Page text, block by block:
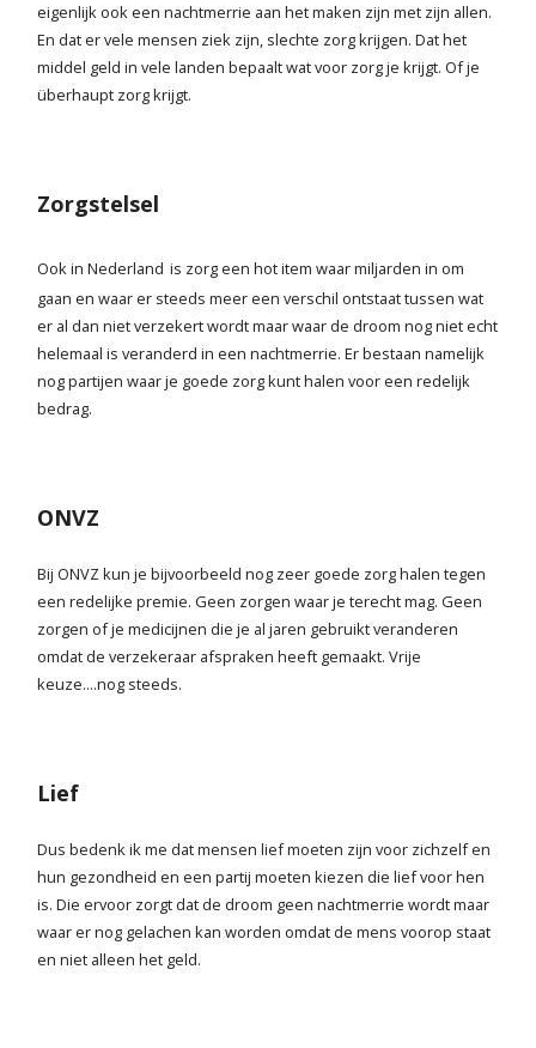
eigenlijk ook een nachtmerrie aan het maken zijn met zijn allen.
En dat er vele mensen ziek zijn, slechte zorg krijgen. Dat het
middel geld in vele landen bepaalt wat voor zorg je krijgt. Of je
überhaupt zorg krijgt.
Zorgstelsel
Ook in Nederland is zorg een hot item waar miljarden in om
gaan en waar er steeds meer een verschil ontstaat tussen wat
er al dan niet verzekert wordt maar waar de droom nog niet echt
helemaal is veranderd in een nachtmerrie. Er bestaan namelijk
nog partijen waar je goede zorg kunt halen voor een redelijk
bedrag.
ONVZ
Bij ONVZ kun je bijvoorbeeld nog zeer goede zorg halen tegen
een redelijke premie. Geen zorgen waar je terecht mag. Geen
zorgen of je medicijnen die je al jaren gebruikt veranderen
omdat de verzekeraar afspraken heeft gemaakt. Vrije
keuze....nog steeds.
Lief
Dus bedenk ik me dat mensen lief moeten zijn voor zichzelf en
hun gezondheid en een partij moeten kiezen die lief voor hen
is. Die ervoor zorgt dat de droom geen nachtmerrie wordt maar
waar er nog gelachen kan worden omdat de mens voorop staat
en niet alleen het geld.